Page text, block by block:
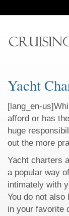
Yacht
[lang_en-
afford or has
huge
out the more
Yacht charters
a popular way
intimately with
You do not
in your favorite